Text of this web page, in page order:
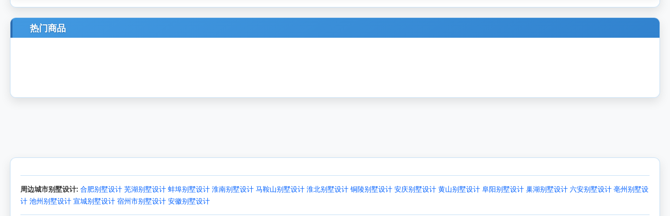
热门商品
周边城市别墅设计: 合肥别墅设计 芜湖别墅设计 蚌埠别墅设计 淮南别墅设计 马鞍山别墅设计 淮北别墅设计 铜陵别墅设计 安庆别墅设计 黄山别墅设计 阜阳别墅设计 巢湖别墅设计 六安别墅设计 亳州别墅设
计 池州别墅设计 宣城别墅设计 宿州市别墅设计 安徽别墅设计